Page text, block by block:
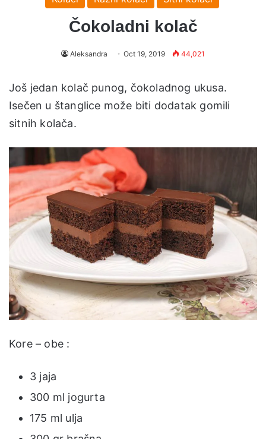
Čokoladni kolač
Aleksandra Oct 19, 2019 44,021
Još jedan kolač punog, čokoladnog ukusa.
Isečen u štanglice može biti dodatak gomili
sitnih kolača.
Kore – obe :
3 jaja
300 ml jogurta
175 ml ulja